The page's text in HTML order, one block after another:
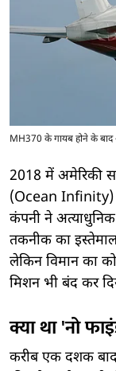
MH370 के गायब होने के
2018 में अमेरिकी
(Ocean Infinity)
कंपनी ने
तकनीक का
लेकिन विमान का
मिशन भी बंद कर
क्या था 'नो
करीब एक दशक